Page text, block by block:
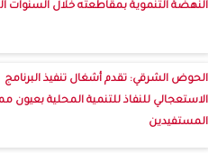
النهضة التنموية بمقاطعته خلال السنوات الـ
الحوض الشرقي: تقدم أشغال تنفيذ البرنامج
الاستعجالي للنفاذ للتنمية المحلية بعيون
المستفيدين